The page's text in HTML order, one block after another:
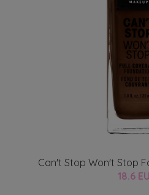
Can't Stop Won't Stop
18.6